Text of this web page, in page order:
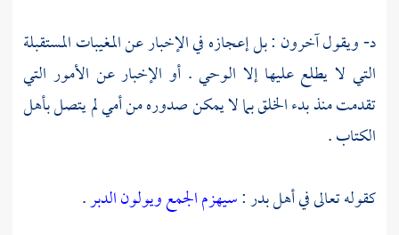
د- ويقول آخرون : بل إعجازه في الإخبار عن المغيبات المستقبلة
التي لا يطلع عليها إلا الوحي . أو الإخبار عن الأمور التي
تقدمت منذ بدء الخلق بما لا يمكن صدوره من أمي لم يتصل بأهل
الكتاب .
كقوله تعالى في أهل بدر :سيهزم الجمع ويولون الدبر.